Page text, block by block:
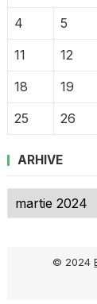
4
5
11
12
18
19
25
26
ARHIVE
Arhive
© 2024